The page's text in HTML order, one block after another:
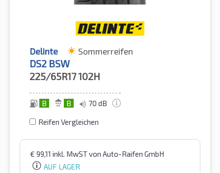
Delinte Sommerreifen
DS2 BSW
225/65R17102H
B B 70 dB
Reifen Vergleichen
€ 99,11 inkl. MwSTvon Auto-Raifen GmbH
AUF LAGER